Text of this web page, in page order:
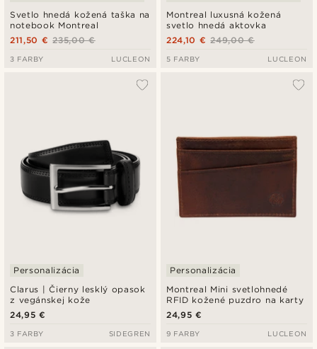
Svetlo hnedá kožená taška na
notebook Montreal
235,00 €
211,50 €
3 FARBY LUCLEON
Montreal luxusná kožená
svetlo hnedá aktovka
249,00 €
224,10 €
5 FARBY LUCLEON
Clarus | Čierny lesklý opasok
z vegánskej kože
Personalizácia
24,95 €
3 FARBY SIDEGREN
Montreal Mini svetlohnedé
RFID kožené puzdro na karty
Personalizácia
24,95 €
9 FARBY LUCLEON